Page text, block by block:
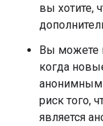
вы хотите,
Вы можете
когда
риск того,
является